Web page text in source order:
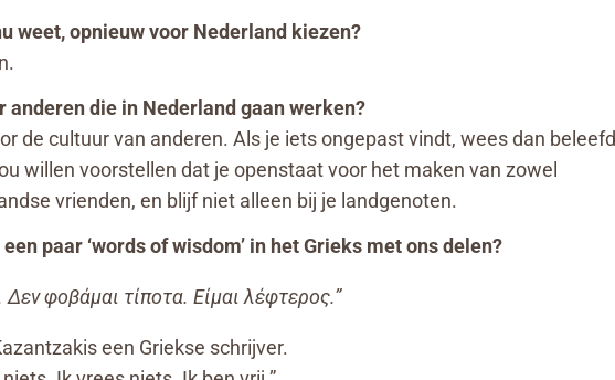
weet, opnieuw voor Nederland kiezen?
anderen die in Nederland gaan werken?
de cultuur van anderen. Als je iets ongepast vindt, wees dan beleefd
willen voorstellen dat je openstaat voor het maken van zowel
vrienden, en blijf niet alleen bij je landgenoten.
paar ‘words of wisdom’ in het Grieks met ons delen?
Δεν φοβάμαι τίποτα. Είμαι λέφτερος.”
een Griekse schrijver.